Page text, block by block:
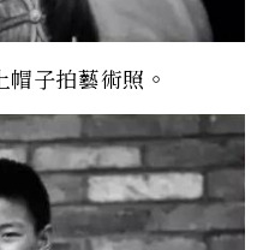
子拍藝術照。